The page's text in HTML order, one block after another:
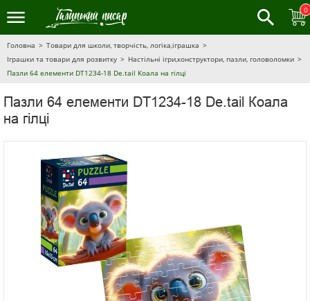
0
Головна
Товари для школи, творчість, логіка,іграшка
Іграшки та товари для розвитку
Настільні ігри,конструктори, пазли, головоломки
Пазли 64 елементи DT1234-18 De.tail Коала на гілці
Пазли 64 елементи DT1234-18 De.tail Коала
на гілці